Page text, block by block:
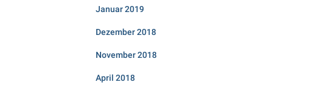
Januar 2019
Dezember 2018
November 2018
April 2018